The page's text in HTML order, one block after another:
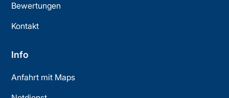
Bewertungen
Kontakt
Info
Anfahrt mit Maps